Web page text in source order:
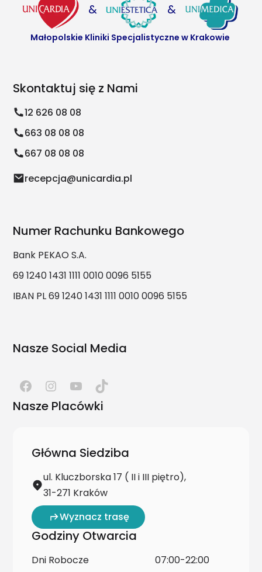
& &
Małopolskie Kliniki Specjalistyczne w Krakowie
Skontaktuj się z Nami
12 626 08 08
663 08 08 08
667 08 08 08
recepcja@unicardia.pl
Numer Rachunku Bankowego
Bank PEKAO S.A.
69 1240 1431 1111 0010 0096 5155
IBAN PL 69 1240 1431 1111 0010 0096 5155
Nasze Social Media
Nasze Placówki
Główna Siedziba
ul. Kluczborska 17 ( II i III piętro),
31-271 Kraków
Wyznacz trasę
Godziny Otwarcia
Dni Robocze
07:00-22:00